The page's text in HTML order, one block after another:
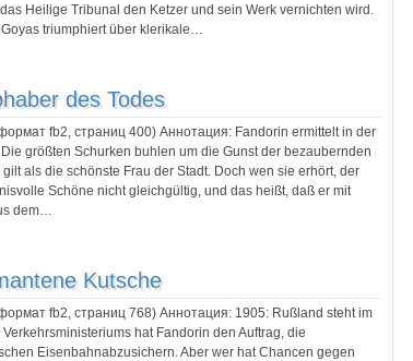
Heilige Tribunal den Ketzer und sein Werk vernichten wird.
triumphiert über klerikale…
des Todes
fb2, страниц 400) Аннотация: Fandorin ermittelt in der
größten Schurken buhlen um die Gunst der bezaubernden
als die schönste Frau der Stadt. Doch wen sie erhört, der
Schöne nicht gleichgültig, und das heißt, daß er mit
dem…
Kutsche
fb2, страниц 768) Аннотация: 1905: Rußland steht im
hat Fandorin den Auftrag, die
Eisenbahnabzusichern. Aber wer hat Chancen gegen